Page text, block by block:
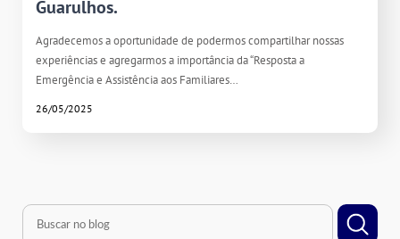
Guarulhos.
Agradecemos a oportunidade de podermos compartilhar nossas
experiências e agregarmos a importância da “Resposta a
Emergência e Assistência aos Familiares…
26/05/2025